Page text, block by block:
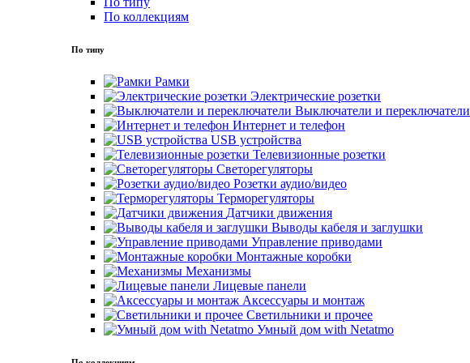
По коллекциям
По типу
Рамки
Электрические розетки
Выключатели и переключатели
Интернет и телефон
USB устройства
Телевизионные розетки
Светорегуляторы
Розетки аудио/видео
Терморегуляторы
Датчики движения
Выводы кабеля и заглушки
Управление приводами
Монтажные коробки
Механизмы
Лицевые панели
Аксессуары и монтаж
Светильники и прочее
Умный дом with Netatmo